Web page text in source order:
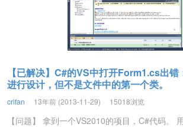
【已解决】C#的VS中打开Form1.cs出
进行设计，但不是文件中的第一个类。
crifan 13年前 (2013-11-29) 15018浏览
【问题】 拿到一个VS2010的项目，C#代码。